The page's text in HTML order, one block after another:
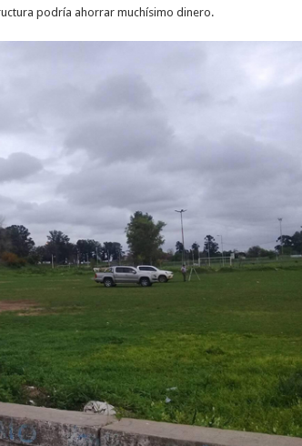
podría ahorrar muchísimo dinero.